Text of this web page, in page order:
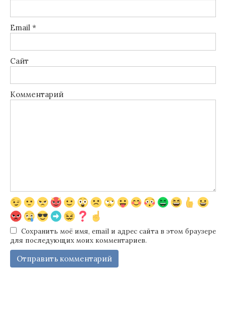
Email *
Сайт
Комментарий
Сохранить моё имя, email и адрес сайта в этом браузере
для последующих моих комментариев.